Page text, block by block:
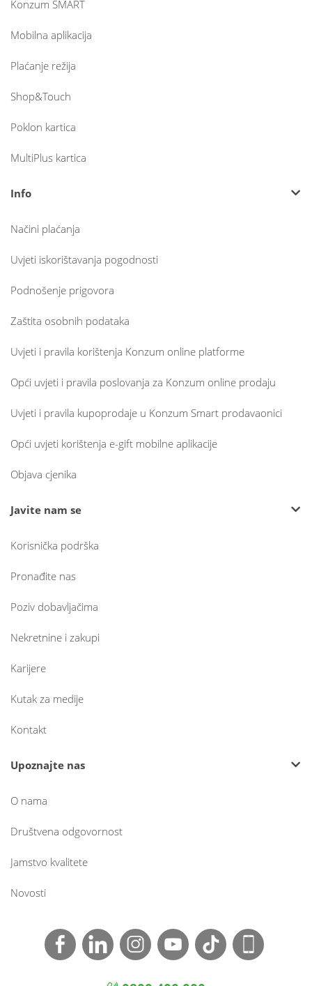
Konzum SMART
Mobilna aplikacija
Plaćanje režija
Shop&Touch
Poklon kartica
MultiPlus kartica
Info
Načini plaćanja
Uvjeti iskorištavanja pogodnosti
Podnošenje prigovora
Zaštita osobnih podataka
Uvjeti i pravila korištenja Konzum online platforme
Opći uvjeti i pravila poslovanja za Konzum online prodaju
Uvjeti i pravila kupoprodaje u Konzum Smart prodavaonici
Opći uvjeti korištenja e-gift mobilne aplikacije
Objava cjenika
Javite nam se
Korisnička podrška
Pronađite nas
Poziv dobavljačima
Nekretnine i zakupi
Karijere
Kutak za medije
Kontakt
Upoznajte nas
O nama
Društvena odgovornost
Jamstvo kvalitete
Novosti